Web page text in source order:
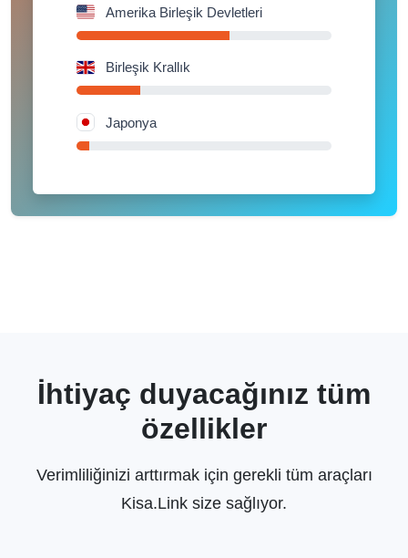
Amerika Birleşik Devletleri
Birleşik Krallık
Japonya
İhtiyaç duyacağınız tüm
özellikler
Verimliliğinizi arttırmak için gerekli tüm araçları
Kisa.Link size sağlıyor.